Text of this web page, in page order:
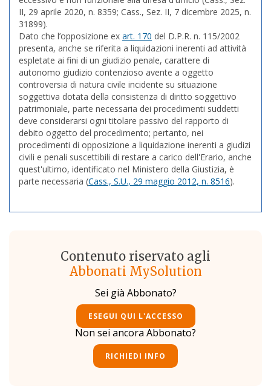
II, 29 aprile 2020, n. 8359; Cass., Sez. II, 7 dicembre 2025, n.
31899).
Dato che l’opposizione ex art. 170 del D.P.R. n. 115/2002
presenta, anche se riferita a liquidazioni inerenti ad attività
espletate ai fini di un giudizio penale, carattere di
autonomo giudizio contenzioso avente a oggetto
controversia di natura civile incidente su situazione
soggettiva dotata della consistenza di diritto soggettivo
patrimoniale, parte necessaria dei procedimenti suddetti
deve considerarsi ogni titolare passivo del rapporto di
debito oggetto del procedimento; pertanto, nei
procedimenti di opposizione a liquidazione inerenti a giudizi
civili e penali suscettibili di restare a carico dell'Erario, anche
quest'ultimo, identificato nel Ministero della Giustizia, è
parte necessaria (Cass., S.U., 29 maggio 2012, n. 8516).
Contenuto riservato agli
Abbonati MySolution
Sei già Abbonato?
ESEGUI QUI L'ACCESSO
Non sei ancora Abbonato?
RICHIEDI INFO